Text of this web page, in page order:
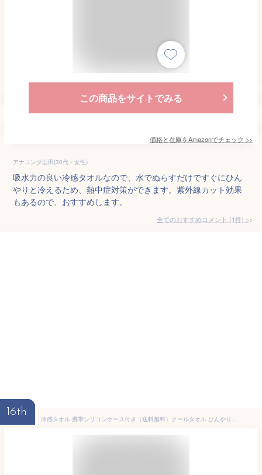
この商品をサイトでみる
価格と在庫をAmazonでチェック >>
アナコンダ山田(30代・女性)
吸水力の良い冷感タオルなので、水でぬらすだけですぐにひん
やりと冷えるため、熱中症対策ができます。紫外線カット効果
もあるので、おすすめします。
全てのおすすめコメント (1件) >
16th
冷感タオル 携帯シリコンケース付き（送料無料）クールタオル ひんやりタオル フェイスタオル スポーツタオル 冷える 冷たい 冷却 接触冷感タオル アイスタオル[Z]